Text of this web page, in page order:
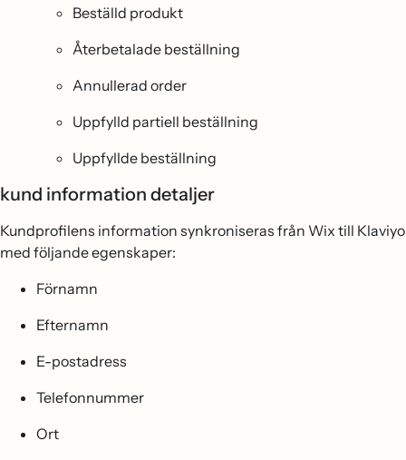
Beställd produkt
Återbetalade beställning
Annullerad order
Uppfylld partiell beställning
Uppfyllde beställning
kund information detaljer
Kundprofilens information synkroniseras från Wix till Klaviyo
med följande egenskaper:
Förnamn
Efternamn
E-postadress
Telefonnummer
Ort